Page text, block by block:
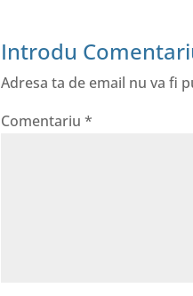
Introdu
Adresa ta de email nu va fi
Comentariu*